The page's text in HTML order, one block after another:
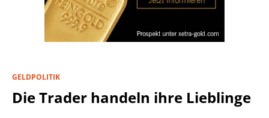
GELDPOLITIK
Die Trader handeln ihre Lieblinge